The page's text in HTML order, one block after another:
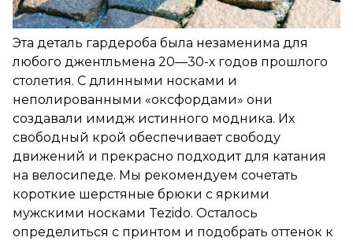
Эта деталь гардероба была незаменима для
любого джентльмена 20—30-х годов прошлого
столетия. С длинными носками и
неполированными «оксфордами» они
создавали имидж истинного модника. Их
свободный крой обеспечивает свободу
движений и прекрасно подходит для катания
на велосипеде. Мы рекомендуем сочетать
короткие шерстяные брюки с яркими
мужскими носками Tezido. Осталось
определиться с принтом и подобрать оттенок к